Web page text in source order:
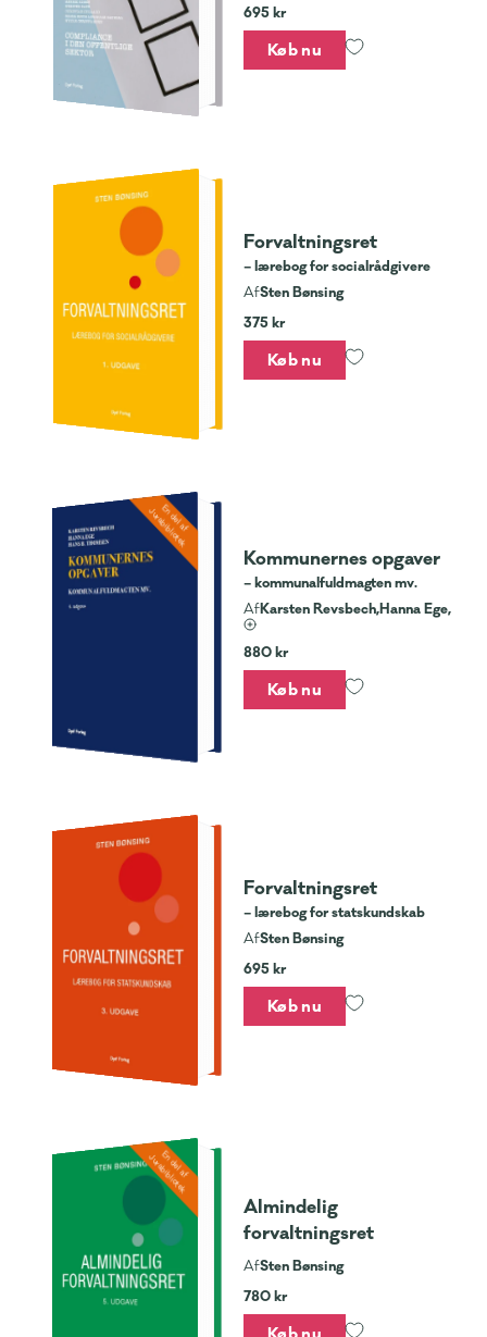
695 kr
Køb nu
Forvaltningsret
– lærebog for socialrådgivere
AfSten Bønsing
375 kr
Køb nu
En del af
Jurabibliotek
Kommunernes opgaver
– kommunalfuldmagten mv.
AfKarsten Revsbech,Hanna Ege,
880 kr
Køb nu
Forvaltningsret
– lærebog for statskundskab
AfSten Bønsing
695 kr
Køb nu
En del af
Jurabibliotek
Almindelig
forvaltningsret
AfSten Bønsing
780 kr